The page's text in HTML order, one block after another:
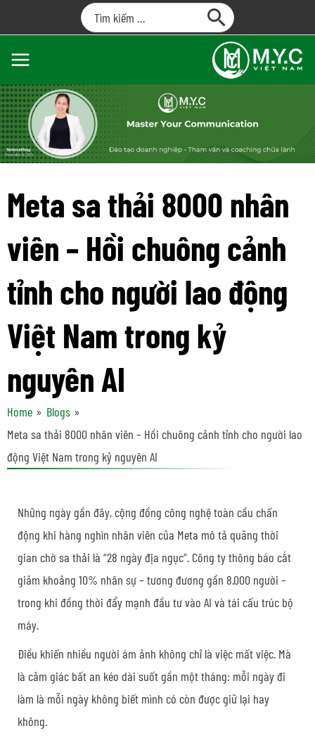
Meta sa thải 8000 nhân
viên – Hồi chuông cảnh
tỉnh cho người lao động
Việt Nam trong kỷ
nguyên AI
Home
Blogs
Meta sa thải 8000 nhân viên – Hồi chuông cảnh tỉnh cho người lao
động Việt Nam trong kỷ nguyên AI
Những ngày gần đây, cộng đồng công nghệ toàn cầu chấn
động khi hàng nghìn nhân viên của Meta mô tả quãng thời
gian chờ sa thải là “28 ngày địa ngục”. Công ty thông báo cắt
giảm khoảng 10% nhân sự – tương đương gần 8.000 người –
trong khi đồng thời đẩy mạnh đầu tư vào AI và tái cấu trúc bộ
máy.
Điều khiến nhiều người ám ảnh không chỉ là việc mất việc. Mà
là cảm giác bất an kéo dài suốt gần một tháng: mỗi ngày đi
làm là mỗi ngày không biết mình có còn được giữ lại hay
không.